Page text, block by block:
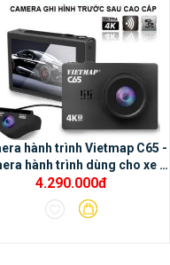
hành trình Vietmap C65 -
hành trình dùng cho xe ô
tô
4.290.000đ